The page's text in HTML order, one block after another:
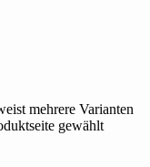
mehrere Varianten
gewählt